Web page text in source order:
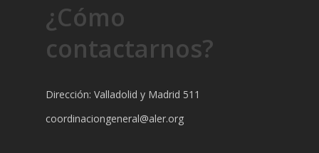
¿Cómo
contactarnos?
Dirección: Valladolid y Madrid 511
coordinaciongeneral@aler.org